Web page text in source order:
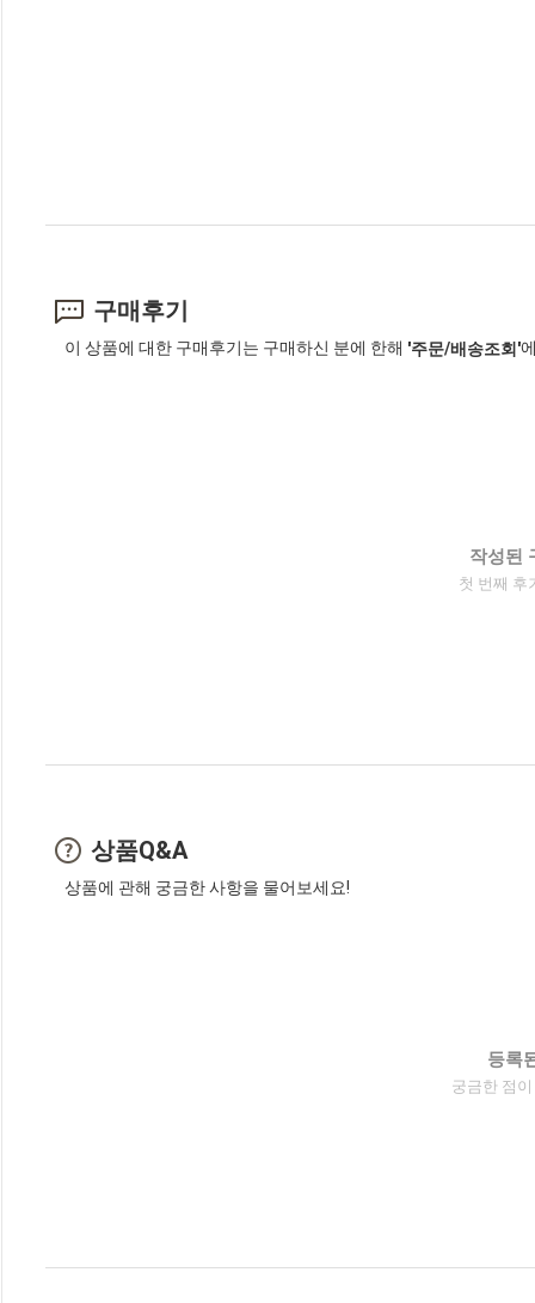
구매후기
이 상품에 대한 구매후기는 구매하신 분에 한해 '주문/배송조회'
작성된
첫 번째 후
상품Q&A
상품에 관해 궁금한 사항을 물어보세요!
등록
궁금한 점